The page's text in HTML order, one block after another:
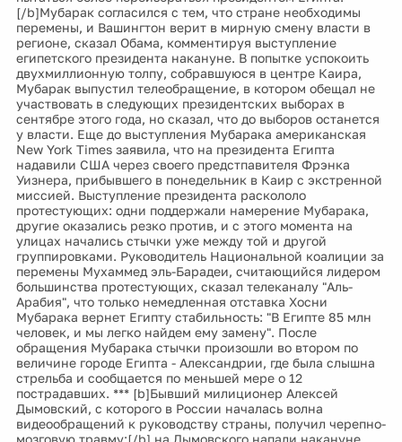
[/b]Мубарак согласился с тем, что стране необходимы
перемены, и Вашингтон верит в мирную смену власти в
регионе, сказал Обама, комментируя выступление
египетского президента накануне. В попытке успокоить
двухмиллионную толпу, собравшуюся в центре Каира,
Мубарак выпустил телеобращение, в котором обещал не
участвовать в следующих президентских выборах в
сентябре этого года, но сказал, что до выборов останется
у власти. Еще до выступления Мубарака американская
New York Times заявила, что на президента Египта
надавили США через своего предстпавителя Фрэнка
Уизнера, прибывшего в понедельник в Каир с экстренной
миссией. Выступление президента раскололо
протестующих: одни поддержали намерение Мубарака,
другие оказались резко против, и с этого момента на
улицах начались стычки уже между той и другой
группировками. Руководитель Национальной коалиции за
перемены Мухаммед эль-Барадеи, считающийся лидером
большинства протестующих, сказал телеканалу "Аль-
Арабия", что только немедленная отставка Хосни
Мубарака вернет Египту стабильность: "В Египте 85 млн
человек, и мы легко найдем ему замену". После
обращения Мубарака стычки произошли во втором по
величине городе Египта - Александрии, где была слышна
стрельба и сообщается по меньшей мере о 12
пострадавших. *** [b]Бывший милиционер Алексей
Дымовский, с которого в России началась волна
видеообращений к руководству страны, получил черепно-